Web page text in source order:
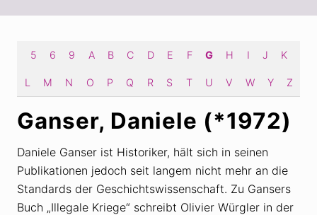
5 6 9 A B C D E F G H I J K
L M N O P Q R S T U V W Y Z
Ganser, Daniele (*1972)
Daniele Ganser ist Historiker, hält sich in seinen
Publikationen jedoch seit langem nicht mehr an die
Standards der Geschichtswissenschaft. Zu Gansers
Buch „Illegale Kriege“ schreibt Olivier Würgler in der